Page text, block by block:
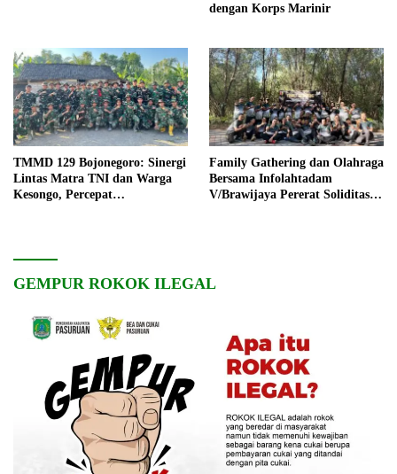
dengan Korps Marinir
TMMD 129 Bojonegoro: Sinergi
Lintas Matra TNI dan Warga
Kesongo, Percepat
Family Gathering dan Olahraga
Bersama Infolahtadam
V/Brawijaya Pererat Soliditas
GEMPUR ROKOK ILEGAL